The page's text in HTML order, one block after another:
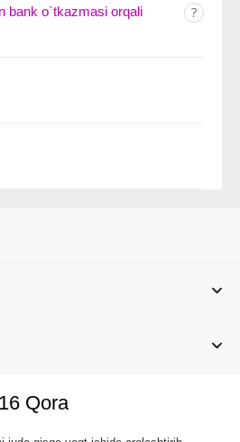
bank o`tkazmasi orqali
Qora